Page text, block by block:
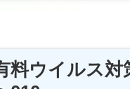
料ウイルス